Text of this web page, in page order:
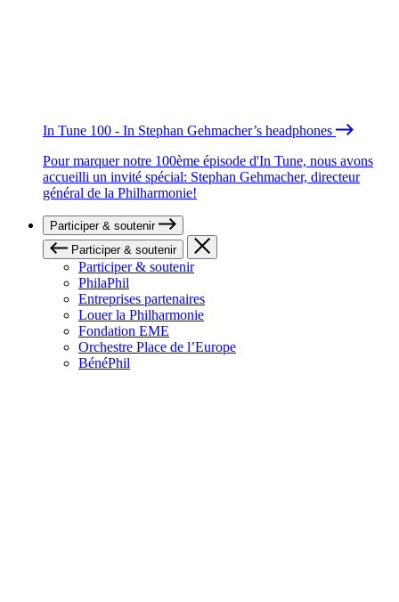
In Tune 100 - In Stephan Gehmacher’s headphones
Pour marquer notre 100ème épisode d'In Tune, nous avons
accueilli un invité spécial: Stephan Gehmacher, directeur
général de la Philharmonie!
Participer & soutenir
Participer & soutenir
Participer & soutenir
PhilaPhil
Entreprises partenaires
Louer la Philharmonie
Fondation EME
Orchestre Place de l’Europe
BénéPhil